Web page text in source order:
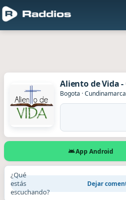
Aliento de Vida
Bogota ·Cundinamarca
App Android
¿Qué
estás
escuchando?
Dejar